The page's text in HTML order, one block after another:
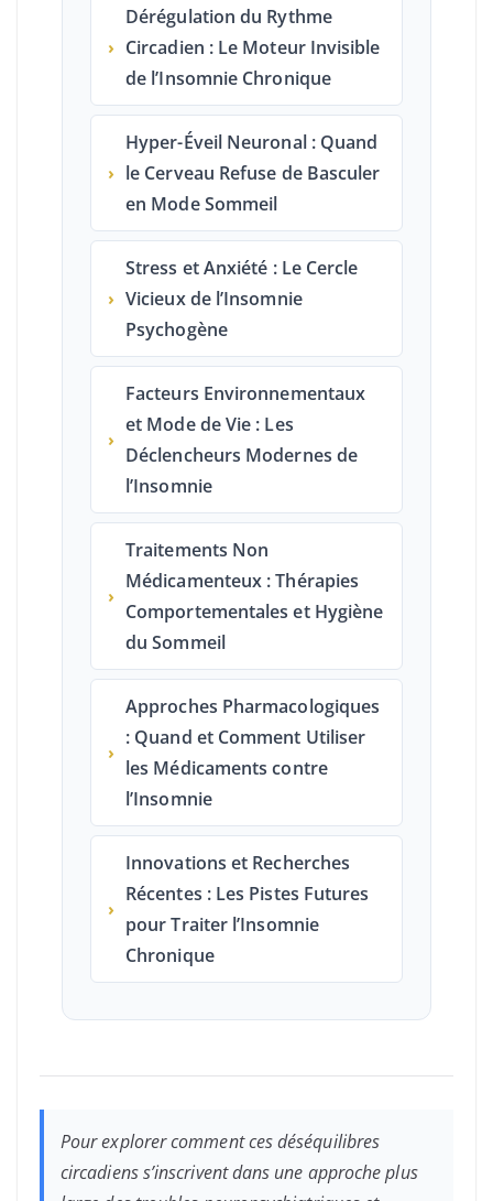
›
Dérégulation du Rythme
Circadien : Le Moteur Invisible
de l’Insomnie Chronique
›
Hyper-Éveil Neuronal : Quand
le Cerveau Refuse de Basculer
en Mode Sommeil
›
Stress et Anxiété : Le Cercle
Vicieux de l’Insomnie
Psychogène
›
Facteurs Environnementaux
et Mode de Vie : Les
Déclencheurs Modernes de
l’Insomnie
›
Traitements Non
Médicamenteux : Thérapies
Comportementales et Hygiène
du Sommeil
›
Approches Pharmacologiques
: Quand et Comment Utiliser
les Médicaments contre
l’Insomnie
›
Innovations et Recherches
Récentes : Les Pistes Futures
pour Traiter l’Insomnie
Chronique
Pour explorer comment ces déséquilibres
circadiens s’inscrivent dans une approche plus